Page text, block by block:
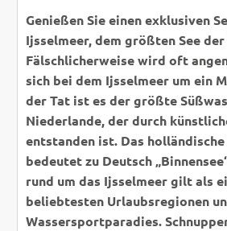
Genießen Sie einen exklusiven
Ijsselmeer, dem größten See
Fälschlicherweise wird oft
sich bei dem Ijsselmeer um ein
der Tat ist es der größte
Niederlande, der durch
entstanden ist. Das holländische
bedeutet zu Deutsch
rund um das Ijsselmeer gilt als
beliebtesten Urlaubsregionen
Wassersportparadies.